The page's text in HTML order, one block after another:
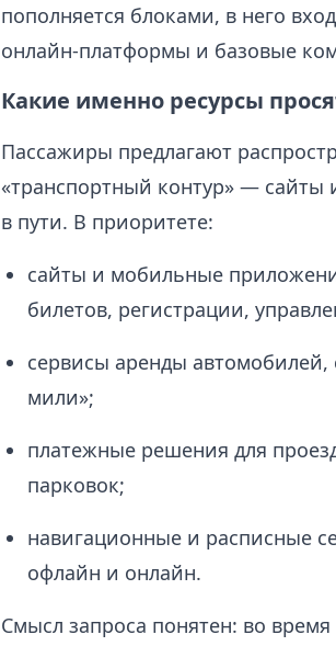
пополняется блоками, в него
онлайн‑платформы и базовые
Какие именно ресурсы
Пассажиры предлагают
«транспортный контур» — сайты
в пути. В приоритете:
сайты и мобильные
билетов, регистрации,
сервисы аренды автомобилей,
мили»;
платежные решения для
парковок;
навигационные и расписные
офлайн и онлайн.
Смысл запроса понятен: во